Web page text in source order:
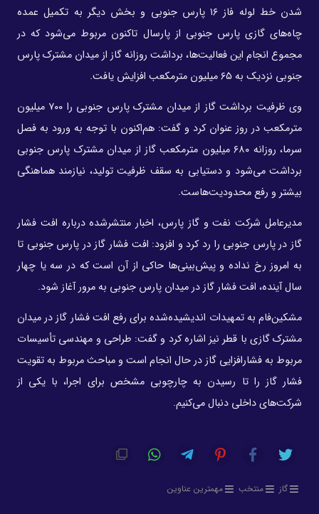
شدن خط لوله فاز ۱۶ پارس جنوبی و بخش دیگر به تکمیل عمده
چاه‌های گازی پارس جنوبی از پارسال تاکنون مربوط می‌شود که در
مجموع انجام این فعالیت‌ها، برداشت روزانه گاز از میدان مشترک پارس
جنوبی نزدیک به ۶۵ میلیون مترمکعب افزایش یافت.
وی ظرفیت برداشت گاز از میدان مشترک پارس جنوبی را ۷۰۰ میلیون
مترمکعب در روز عنوان کرد و گفت: هم‌اکنون با توجه به ورود به فصل
سرما، روزانه ۶۸۰ میلیون مترمکعب گاز از میدان مشترک پارس جنوبی
برداشت می‌شود و دستیابی به سقف ظرفیت تولید، نیازمند هماهنگی
بیشتر و رفع محدودیت‌هاست.
مدیرعامل شرکت نفت و گاز پارس، اخبار منتشرشده درباره افت فشار
گاز در پارس جنوبی را رد کرد و افزود: افت فشار گاز در پارس جنوبی تا
به امروز رخ نداده و پیش‌بینی‌ها حاکی از آن است که در سه یا چهار
سال آینده، افت فشار گاز در میدان پارس جنوبی به مرور آغاز شود.
مشکین‌فام به تمهیدات اندیشیده‌شده برای رفع افت فشار گاز در میدان
مشترک گازی با قطر نیز اشاره کرد و گفت: طراحی و مهندسی تأسیسات
مربوط به فشارافزایی گاز در حال انجام است و مباحث مربوط به تقویت
فشار گاز را تا رسیدن به چارچوبی مشخص برای اجرا، با یکی از
شرکت‌های داخلی دنبال می‌کنیم.
گاز منتخب مهمترین عناوین